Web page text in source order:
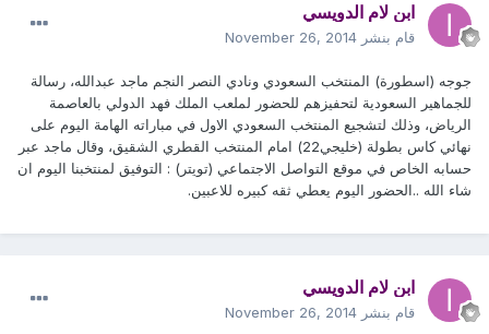
ابن لام الدويسي
قام بنشر November 26, 2014
جوجه (اسطورة) المنتخب السعودي ونادي النصر النجم ماجد عبدالله، رسالة
للجماهير السعودية لتحفيزهم للحضور لملعب الملك فهد الدولي بالعاصمة
الرياض، وذلك لتشجيع المنتخب السعودي الاول في مباراته الهامة اليوم على
نهائي كاس بطولة (خليجي22) امام المنتخب القطري الشقيق، وقال ماجد عبر
حسابه الخاص في موقع التواصل الاجتماعي (تويتر) : التوفيق لمنتخبنا اليوم ان
شاء الله ..الحضور اليوم يعطي ثقه كبيره للاعبين.
ابن لام الدويسي
قام بنشر November 26, 2014